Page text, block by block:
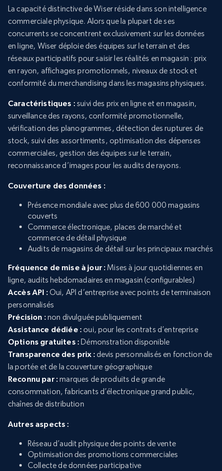
La capacité distinctive de Wiser réside dans son intelligence
commerciale physique. Alors que la plupart de ses
concurrents se concentrent exclusivement sur les données
en ligne, Wiser déploie des équipes sur le terrain et des
réseaux participatifs pour saisir les réalités en magasin : prix
en rayon, affichages promotionnels, niveaux de stock et
conformité du merchandising dans les magasins physiques.
Caractéristiques : suivi des prix en ligne et en magasin,
surveillance des rayons, conformité promotionnelle,
vérification des planogrammes, détection des ruptures de
stock, suivi des assortiments, optimisation des dépenses
commerciales, gestion des équipes sur le terrain,
reconnaissance d’images pour les audits de rayons.
Couverture des données :
Présence mondiale avec plus de 600 000 magasins
couverts
Commerce électronique, places de marché et
commerce de détail physique
Audits de magasins de détail sur les principaux marchés
Fréquence de mise à jour : Mises à jour quotidiennes en
ligne, audits hebdomadaires en magasin (configurables)
Accès API : Oui, API d’entreprise avec points de terminaison
personnalisés
Précision : non divulguée publiquement
Assistance dédiée : oui, pour les contrats d’entreprise
Options gratuites : Démonstration disponible
Transparence des prix : devis personnalisés en fonction de
la portée et de la couverture géographique
Reconnu par : marques de produits de grande
consommation, fabricants d’électronique grand public,
chaînes de distribution
Autres aspects :
Réseau d’audit physique des points de vente
Optimisation des promotions commerciales
Collecte de données participative